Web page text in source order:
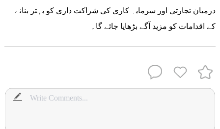
درمیان تجارتی اور سرمایہ کاری کی شراکت داری کو بہتر بنانے
کے اقدامات کو مزید آگے بڑھایا جائے گا۔